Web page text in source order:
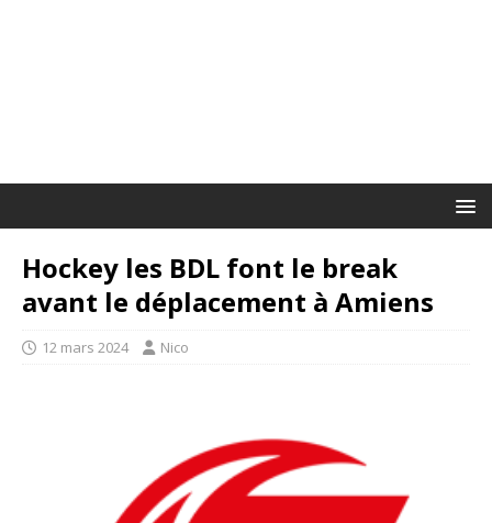
Hockey les BDL font le break
avant le déplacement à Amiens
12 mars 2024 Nico